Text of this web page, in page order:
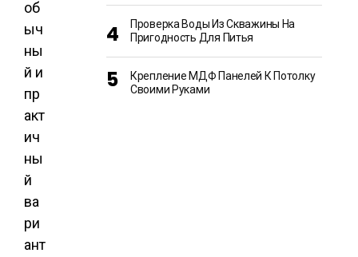
об
ыч
ны
й и
пр
акт
ич
ны
й
ва
ри
ант
Проверка Воды Из Скважины На
Пригодность Для Питья
Крепление МДФ Панелей К Потолку
Своими Руками